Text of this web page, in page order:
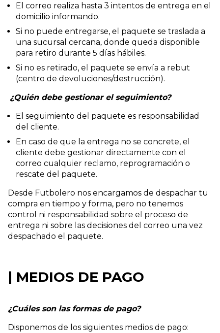
El correo realiza hasta 3 intentos de entrega en el
domicilio informando.
Si no puede entregarse, el paquete se traslada a
una sucursal cercana, donde queda disponible
para retiro durante 5 días hábiles.
Si no es retirado, el paquete se envía a rebut
(centro de devoluciones/destrucción).
¿Quién debe gestionar el seguimiento?
El seguimiento del paquete es responsabilidad
del cliente.
En caso de que la entrega no se concrete, el
cliente debe gestionar directamente con el
correo cualquier reclamo, reprogramación o
rescate del paquete.
Desde Futbolero nos encargamos de despachar tu
compra en tiempo y forma, pero no tenemos
control ni responsabilidad sobre el proceso de
entrega ni sobre las decisiones del correo una vez
despachado el paquete.
| MEDIOS DE PAGO
¿Cuáles son las formas de pago?
Disponemos de los siguientes medios de pago: